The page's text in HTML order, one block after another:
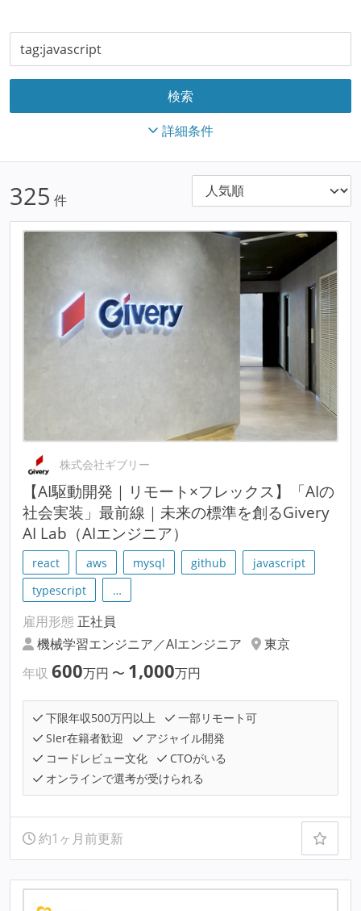
詳細条件
325 件
株式会社ギブリー
【AI駆動開発｜リモート×フレックス】「AIの
社会実装」最前線｜未来の標準を創るGivery
AI Lab（AIエンジニア）
react aws mysql github
javascript
typescript
…
雇用形態 正社員
機械学習エンジニア／AIエンジニア
東京
年収 600万円 〜 1,000万円
下限年収500万円以上
一部リモート可
SIer在籍者歓迎
アジャイル開発
コードレビュー文化
CTOがいる
オンラインで選考が受けられる
約1ヶ月前更新